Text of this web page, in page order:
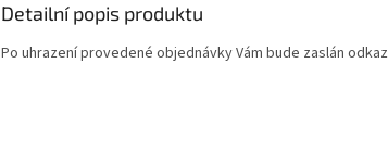
Detailní popis produktu
Po uhrazení provedené objednávky Vám bude zaslán